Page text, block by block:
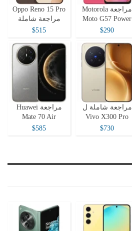
مراجعة Motorola
Moto G57 Power
$290
Oppo Reno 15 Pro
مراجعة شاملة
$515
مراجعة شاملة ل
Vivo X300 Pro
$730
مراجعة Huawei
Mate 70 Air
$585